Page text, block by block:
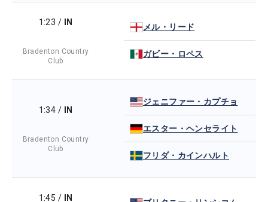
1:23 / IN
Bradenton Country
Club
メル・リード
ガビー・ロペス
1:34 / IN
Bradenton Country
Club
ジェニファー・カプチョ
エスター・ヘンセライト
フリダ・カインハルト
1:45 / IN